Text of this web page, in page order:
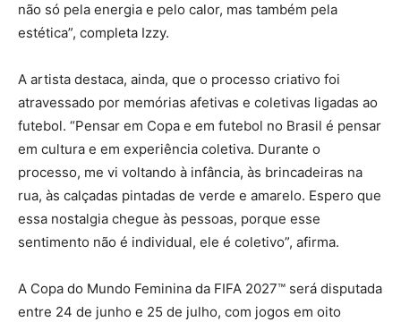
não só pela energia e pelo calor, mas também pela
estética”, completa Izzy.
A artista destaca, ainda, que o processo criativo foi
atravessado por memórias afetivas e coletivas ligadas ao
futebol. “Pensar em Copa e em futebol no Brasil é pensar
em cultura e em experiência coletiva. Durante o
processo, me vi voltando à infância, às brincadeiras na
rua, às calçadas pintadas de verde e amarelo. Espero que
essa nostalgia chegue às pessoas, porque esse
sentimento não é individual, ele é coletivo”, afirma.
A Copa do Mundo Feminina da FIFA 2027™ será disputada
entre 24 de junho e 25 de julho, com jogos em oito